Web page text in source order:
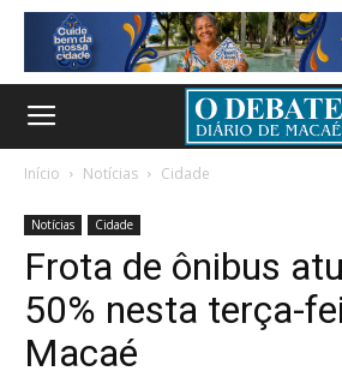
Início Notícias Cidade
Notícias Cidade
Frota de ônibus
50% nesta terça-
Macaé